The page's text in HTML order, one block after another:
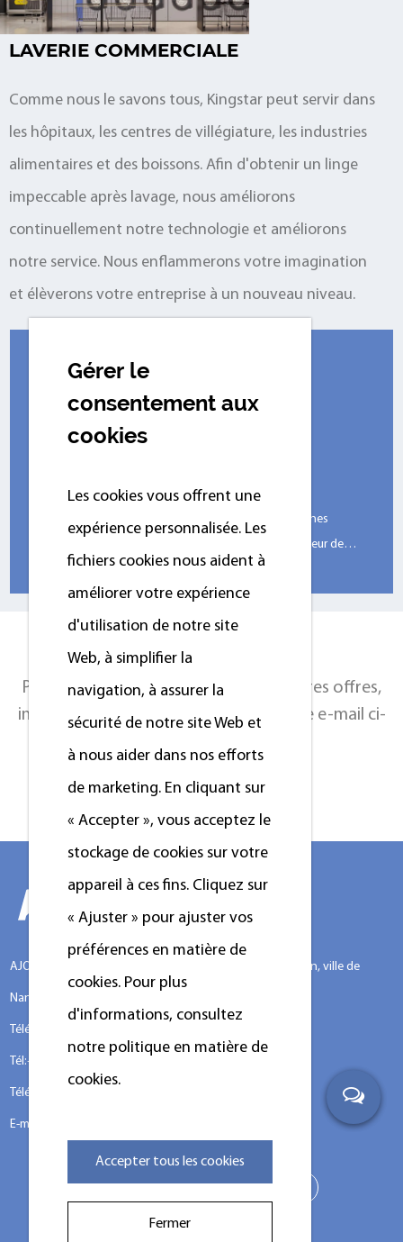
tous, Kingstar peut servir dans
de villégiature, les industries
Afin d'obtenir un linge
nous améliorons
technologie et améliorons
votre imagination
à un nouveau niveau.
La machine à laver
pleinement les
une main d'œuvre
quel que soit le
fabrication de
NOUVELLES
des agents réducteurs
quotidiennes, la plupart
nombreux
la sélection des
Pour des offres exclusives et les dernières offres,
inscrivez-vous en entrant votre adresse e-mail ci-
AJOUTER :No.388 Xinggang Road, district de Chongchuan, ville de
Nantong, 226000, province du Jiangsu, Chine.
Téléphone : +86-13917089379
Tél:+86-13917089379
Télécopie :+86-0513-85663366
E-mail:
Gérer le
consentement aux
cookies
Les cookies vous offrent une
expérience personnalisée. Les
fichiers cookies nous aident à
améliorer votre expérience
d'utilisation de notre site
Web, à simplifier la
navigation, à assurer la
sécurité de notre site Web et
à nous aider dans nos efforts
de marketing. En cliquant sur
« Accepter », vous acceptez le
stockage de cookies sur votre
appareil à ces fins. Cliquez sur
« Ajuster » pour ajuster vos
préférences en matière de
cookies. Pour plus
d'informations, consultez
notre politique en matière de
cookies.
Accepter tous les cookies
Fermer